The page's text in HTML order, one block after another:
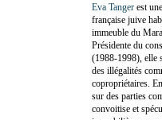
Eva Tanger est
française juive
immeuble du
Présidente du
(1988-1998), elle
des illégalités
copropriétaires.
sur des parties
convoitise et